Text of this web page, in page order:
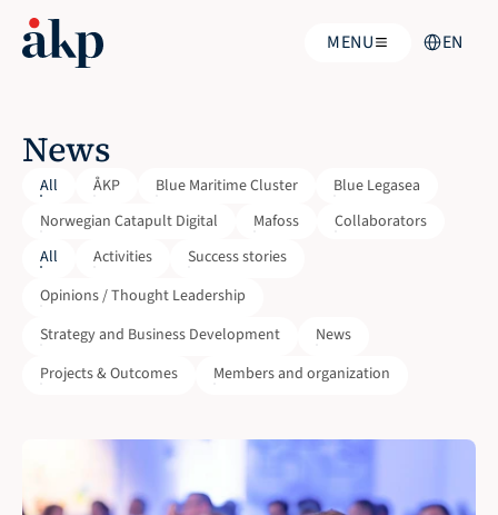
MENU EN
News
All ÅKP Blue Maritime Cluster
Blue Legasea
Norwegian Catapult Digital
Mafoss
Collaborators
All
Activities
Success stories
Opinions / Thought Leadership
Strategy and Business Development
News
Projects & Outcomes
Members and organization